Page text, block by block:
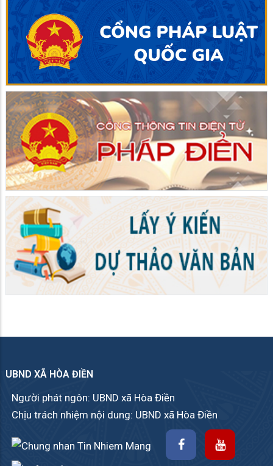
UBND XÃ HÒA ĐIỀN
Người phát ngôn: UBND xã Hòa Điền
Chịu trách nhiệm nội dung: UBND xã Hòa Điền